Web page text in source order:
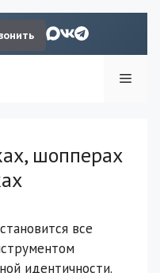
Меню
шопперах
все
идентичности.